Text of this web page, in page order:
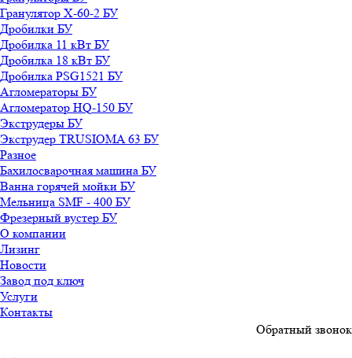
Гранулятор X-60-2 БУ
Дробилки БУ
Дробилка 11 кВт БУ
Дробилка 18 кВт БУ
Дробилка PSG1521 БУ
Агломераторы БУ
Агломератор HQ-150 БУ
Экструдеры БУ
Экструдер TRUSIOMA 63 БУ
Разное
Бахилосварочная машина БУ
Ванна горячей мойки БУ
Мельница SMF - 400 БУ
Фрезерный вустер БУ
О компании
Лизинг
Новости
Завод под ключ
Услуги
Контакты
Обратный звонок